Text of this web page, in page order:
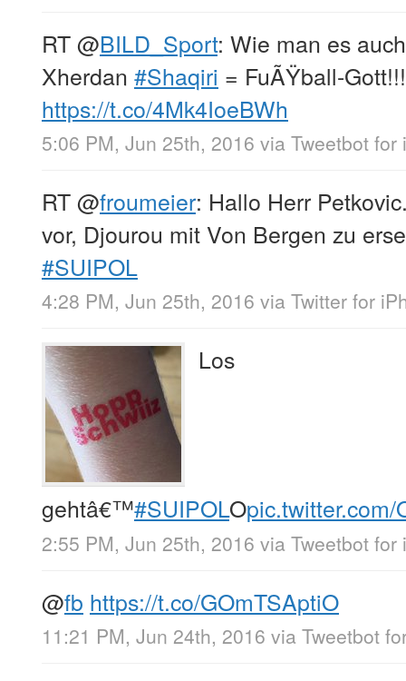
RT@BILD_Sport: Wie man es
Xherdan #Shaqiri = FuÃŸball-
https://t.co/4Mk4IoeBWh
5:06 PM, Jun 25th, 2016 via Tweetbot for
RT@froumeier: Hallo Herr
vor, Djourou mit Von Bergen zu
#SUIPOL
4:28 PM, Jun 25th, 2016 via Twitter for
Los
gehtâ€™#SUIPOLOpic.twitter.com/
2:55 PM, Jun 25th, 2016 via Tweetbot for
@fb https://t.co/GOmTSAptiO
11:21 PM, Jun 24th, 2016 via Tweetbot